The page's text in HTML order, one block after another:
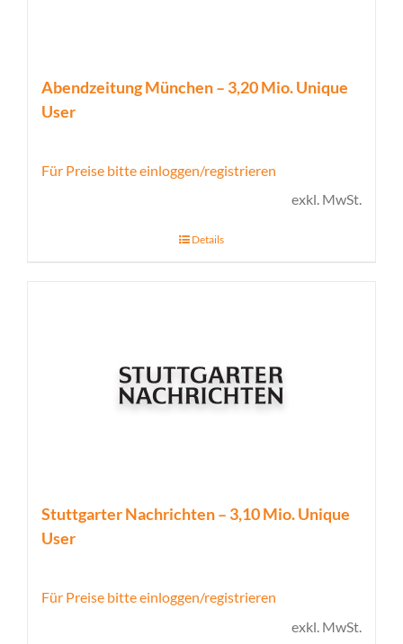
Abendzeitung München – 3,20 Mio. Unique
User
Für Preise bitte einloggen/registrieren
exkl. MwSt.
Details
Stuttgarter Nachrichten – 3,10 Mio. Unique
User
Für Preise bitte einloggen/registrieren
exkl. MwSt.